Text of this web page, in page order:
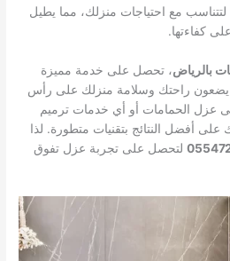
مع احتياجات منزلك، مما يطيل
كفاءتها.
بالرياض، تحصل على خدمة مميزة
يضعون راحتك وسلامة منزلك على رأس
عزل الحمامات أو أي خدمات ترميم
أفضل النتائج بتقنيات متطورة. لذا
لتحصل على تجربة عزل تفوق